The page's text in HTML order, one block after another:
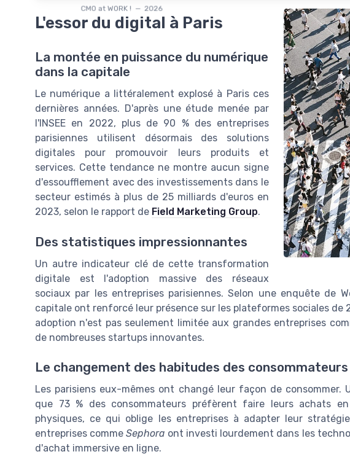
CMO at WORK ! — 2026
L'essor du digital à Paris
La montée en puissance du numérique
dans la capitale
Le numérique a littéralement explosé à Paris ces
dernières années. D'après une étude menée par
l'INSEE en 2022, plus de 90 % des entreprises
parisiennes utilisent désormais des solutions
digitales pour promouvoir leurs produits et
services. Cette tendance ne montre aucun signe
d'essoufflement avec des investissements dans le
secteur estimés à plus de 25 milliards d'euros en
2023, selon le rapport de Field Marketing Group.
Des statistiques impressionnantes
Un autre indicateur clé de cette transformation
digitale est l'adoption massive des réseaux
sociaux par les entreprises parisiennes. Selon une enquête de
capitale ont renforcé leur présence sur les plateformes sociales de
adoption n'est pas seulement limitée aux grandes entreprises
de nombreuses startups innovantes.
Le changement des habitudes des consommateurs
Les parisiens eux-mêmes ont changé leur façon de
que 73 % des consommateurs préfèrent faire leurs achats
physiques, ce qui oblige les entreprises à adapter leur
entreprises commeSephora ont investi lourdement dans les
d'achat immersive en ligne.